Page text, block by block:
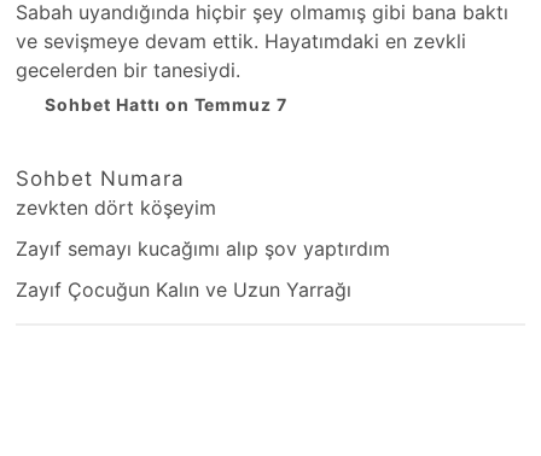
Sabah uyandığında hiçbir şey olmamış gibi bana baktı
ve sevişmeye devam ettik. Hayatımdaki en zevkli
gecelerden bir tanesiydi.
Sohbet Hattı on Temmuz 7
Sohbet Numara
zevkten dört köşeyim
Zayıf semayı kucağımı alıp şov yaptırdım
Zayıf Çocuğun Kalın ve Uzun Yarrağı